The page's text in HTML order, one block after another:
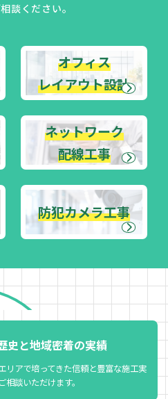
談ください。
オフィス
レイアウト設計
ネットワーク
配線工事
防犯カメラ工事
史と地域密着の実績
リアで培ってきた信頼と豊富な施工実
談いただけます。
ト設計
事
リティ
営理念